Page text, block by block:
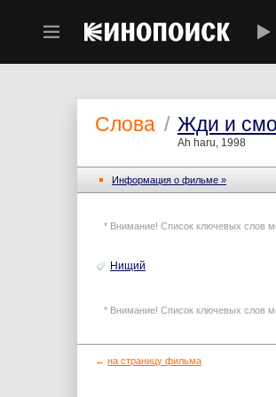
Слова / Жди и
Ah haru, 1998
Информация o фильме »
* Внимание! Список ключевых слов
Нищий
* Внимание! Список ключевых слов
← на страницу фильма